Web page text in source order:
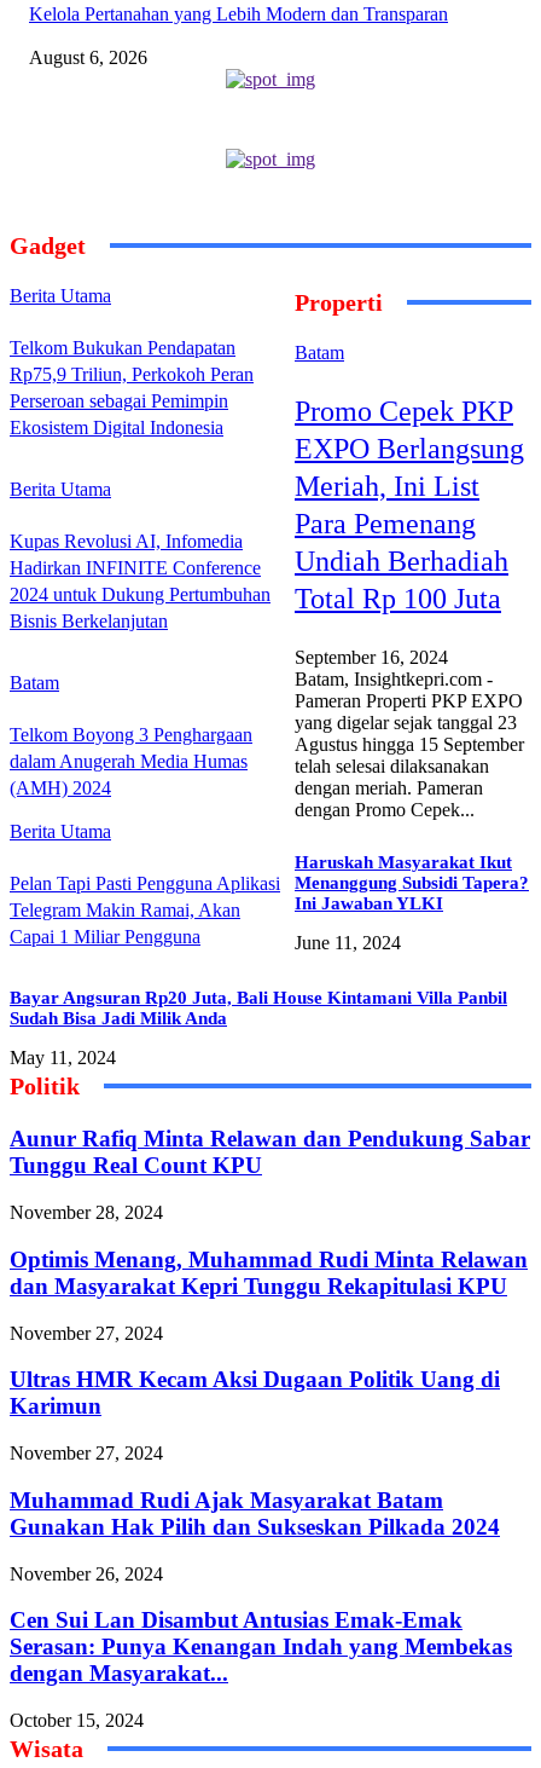
Kelola Pertanahan yang Lebih Modern dan Transparan
August 6, 2026
Gadget
Berita Utama
Telkom Bukukan Pendapatan
Rp75,9 Triliun, Perkokoh Peran
Perseroan sebagai Pemimpin
Ekosistem Digital Indonesia
Berita Utama
Kupas Revolusi AI, Infomedia
Hadirkan INFINITE Conference
2024 untuk Dukung Pertumbuhan
Bisnis Berkelanjutan
Batam
Telkom Boyong 3 Penghargaan
dalam Anugerah Media Humas
(AMH) 2024
Berita Utama
Pelan Tapi Pasti Pengguna Aplikasi
Telegram Makin Ramai, Akan
Capai 1 Miliar Pengguna
Properti
Batam
Promo Cepek PKP
EXPO Berlangsung
Meriah, Ini List
Para Pemenang
Undiah Berhadiah
Total Rp 100 Juta
September 16, 2024
Batam, Insightkepri.com -
Pameran Properti PKP EXPO
yang digelar sejak tanggal 23
Agustus hingga 15 September
telah selesai dilaksanakan
dengan meriah. Pameran
dengan Promo Cepek...
Haruskah Masyarakat Ikut
Menanggung Subsidi Tapera?
Ini Jawaban YLKI
June 11, 2024
Bayar Angsuran Rp20 Juta, Bali House Kintamani Villa Panbil
Sudah Bisa Jadi Milik Anda
May 11, 2024
Politik
Aunur Rafiq Minta Relawan dan Pendukung Sabar
Tunggu Real Count KPU
November 28, 2024
Optimis Menang, Muhammad Rudi Minta Relawan
dan Masyarakat Kepri Tunggu Rekapitulasi KPU
November 27, 2024
Ultras HMR Kecam Aksi Dugaan Politik Uang di
Karimun
November 27, 2024
Muhammad Rudi Ajak Masyarakat Batam
Gunakan Hak Pilih dan Sukseskan Pilkada 2024
November 26, 2024
Cen Sui Lan Disambut Antusias Emak-Emak
Serasan: Punya Kenangan Indah yang Membekas
dengan Masyarakat...
October 15, 2024
Wisata